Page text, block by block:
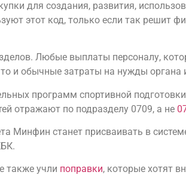
для создания, развития,
этот код, только если так решит
Любые выплаты персоналу,
и обычные затраты на нужды органа
программ спортивной
отражают по подразделу 0709, а не
Минфин станет присваивать в
также учли поправки, которые хотят